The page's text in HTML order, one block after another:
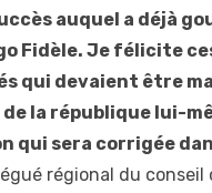
auquel a déjà
Fidèle. Je félicite
qui devaient être
la république lui-
qui sera corrigée
régional du conseil